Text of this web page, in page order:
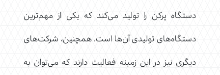
دستگاه پرکن را تولید می‌کند که یکی از مهم‌ترین
دستگاه‌های تولیدی آن‌ها است. همچنین، شرکت‌های
دیگری نیز در این زمینه فعالیت دارند که می‌توان به